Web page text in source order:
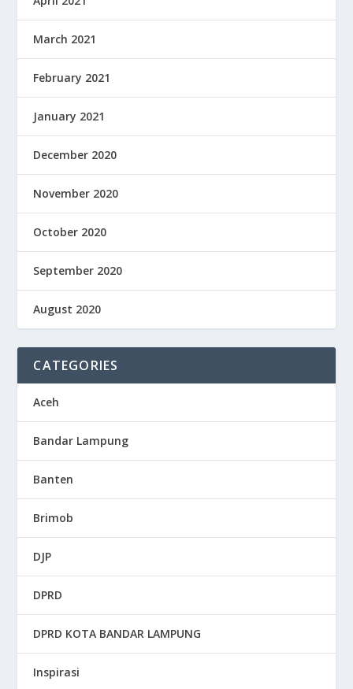
March 2021
February 2021
January 2021
December 2020
November 2020
October 2020
September 2020
August 2020
CATEGORIES
Aceh
Bandar Lampung
Banten
Brimob
DJP
DPRD
DPRD KOTA BANDAR LAMPUNG
Inspirasi